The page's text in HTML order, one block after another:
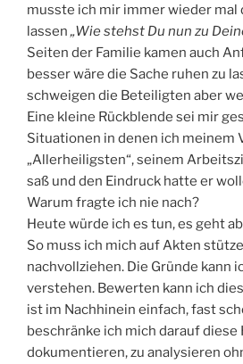
musste ich mir immer wieder mal
lassen „Wie stehst Du nun zu
Seiten der Familie kamen auch
besser wäre die Sache ruhen zu
schweigen die Beteiligten aber
Eine kleine Rückblende sei mir
Situationen in denen ich meinem
„Allerheiligsten“, seinem
saß und den Eindruck hatte er
Warum fragte ich nie nach?
Heute würde ich es tun, es geht
So muss ich mich auf Akten
nachvollziehen. Die Gründe kann
verstehen. Bewerten kann ich
ist im Nachhinein einfach, fast
beschränke ich mich darauf diese
dokumentieren, zu analysieren